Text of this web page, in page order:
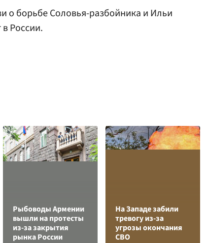
о борьбе Соловья-разбойника и Ильи
России.
Рыбоводы Армении
вышли на протесты
из-за закрытия
рынка России
На Западе забили
тревогу из-за
угрозы окончания
СВО